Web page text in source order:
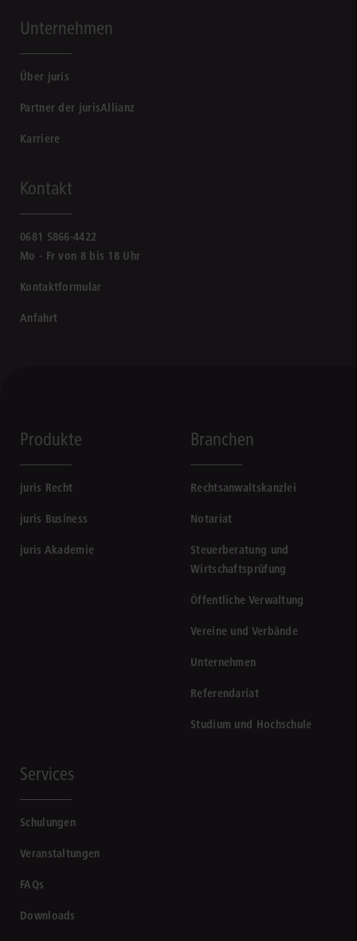
Unternehmen
Über juris
Partner der jurisAllianz
Karriere
Kontakt
0681 5866-4422
Mo - Fr von 8 bis 18 Uhr
Kontaktformular
Anfahrt
Produkte
juris Recht
juris Business
juris Akademie
Branchen
Rechtsanwaltskanzlei
Notariat
Steuerberatung und
Wirtschaftsprüfung
Öffentliche Verwaltung
Vereine und Verbände
Unternehmen
Referendariat
Studium und Hochschule
Services
Schulungen
Veranstaltungen
FAQs
Downloads